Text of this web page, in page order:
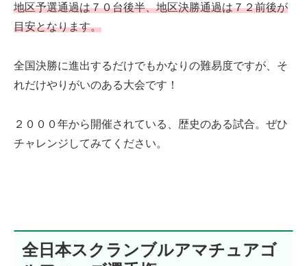
地区予選通過は７０台後半、地区決勝通過は７２前後が
目安となります。
全国決勝に進出するだけでもかなりの難易度ですが、そ
れだけやりがいのある大会です！
２０００年から開催されている、歴史のある試合。ぜひ
チャレンジしてみてください。
全日本スクランブルアマチュアゴ